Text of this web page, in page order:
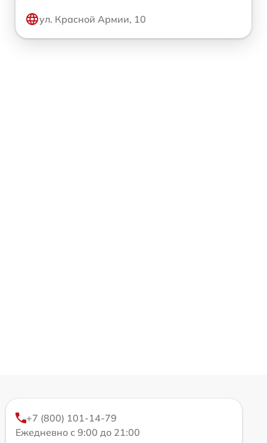
ул. Красной Армии, 10
+7 (800) 101-14-79
Ежедневно с 9:00 до 21:00